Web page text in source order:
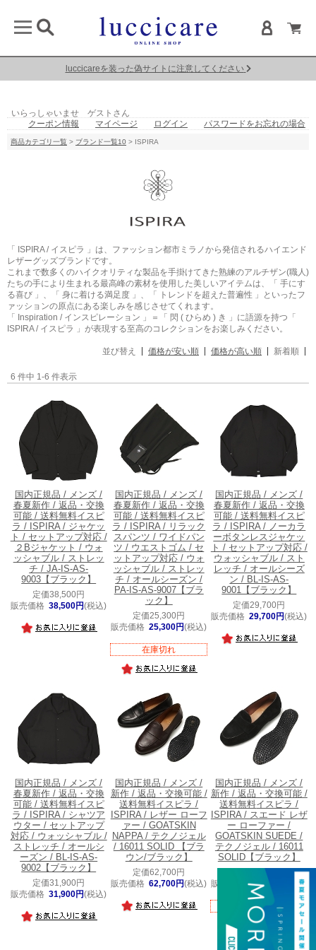
luccicareを装った偽サイトに注意してください
いらっしゃいませ ゲストさん
クーポン情報
マイページ ログイン パスワードをお忘れの場合
商品カテゴリ一覧 > ブランド一覧10 > ISPIRA
「 ISPIRA / イスピラ 」は、ファッション都市ミラノから発信されるハイエンド
レザーグッズブランドです。
これまで数多くのハイクオリティな製品を手掛けてきた熟練のアルチザン(職人)
たちの手により生まれる最高峰の素材を使用した美しいアイテムは、「 手にす
る喜び 」、「 身に着ける満足度 」、「 トレンドを超えた普遍性 」といったフ
ァッションの原点にある楽しみを感じさせてくれます。
「 Inspiration / インスピレーション 」＝「 閃 ( ひらめ ) き 」に語源を持つ「
ISPIRA / イスピラ 」が表現する至高のコレクションをお楽しみください。
並び替え 価格が安い順 価格が高い順 新着順
6 件中 1-6 件表示
国内正規品 / メンズ /
春夏新作 / 返品・交換
可能 / 送料無料イスピ
ラ / ISPIRA / ジャケッ
ト / セットアップ対応 /
２Bジャケット / ウォ
ッシャブル / ストレッ
チ / JA-IS-AS-
9003【ブラック】
定価38,500円
販売価格 38,500円(税込)
国内正規品 / メンズ /
春夏新作 / 返品・交換
可能 / 送料無料イスピ
ラ / ISPIRA / リラック
スパンツ / ワイドパン
ツ / ウエストゴム / セ
ットアップ対応 / ウォ
ッシャブル / ストレッ
チ / オールシーズン /
PA-IS-AS-9007【ブラ
ック】
定価25,300円
販売価格 25,300円(税込)
在庫切れ
国内正規品 / メンズ /
春夏新作 / 返品・交換
可能 / 送料無料イスピ
ラ / ISPIRA / ノーカラ
ーボタンレスジャケッ
ト / セットアップ対応 /
ウォッシャブル / スト
レッチ / オールシーズ
ン / BL-IS-AS-
9001【ブラック】
定価29,700円
販売価格
29,700円(税込)
国内正規品 / メンズ /
春夏新作 / 返品・交換
可能 / 送料無料イスピ
ラ / ISPIRA / シャツア
ウター / セットアップ
対応 / ウォッシャブル /
ストレッチ / オールシ
ーズン / BL-IS-AS-
9002【ブラック】
定価31,900円
販売価格 31,900円(税込)
国内正規品 / メンズ /
新作 / 返品・交換可能 /
送料無料イスピラ /
ISPIRA / レザー ローフ
ァー / GOATSKIN
NAPPA / テクノジェル
/ 16011 SOLID 【ブラ
ウン/ブラック】
定価62,700円
販売価格 62,700円(税込)
国内正規品 / メンズ /
新作 / 返品・交換可能 /
送料無料イスピラ /
ISPIRA / スエード レザ
ー ローファー /
GOATSKIN SUEDE /
テクノジェル / 16011
SOLID【ブラック】
定価58,300円
販売価格
58,300円 (税込)
在庫切れ